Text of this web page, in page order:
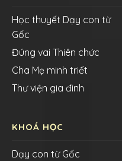
Học thuyết Dạy con từ
Gốc
Đúng vai Thiên chức
Cha Mẹ minh triết
Thư viện gia đình
KHOÁ HỌC
Dạy con từ Gốc